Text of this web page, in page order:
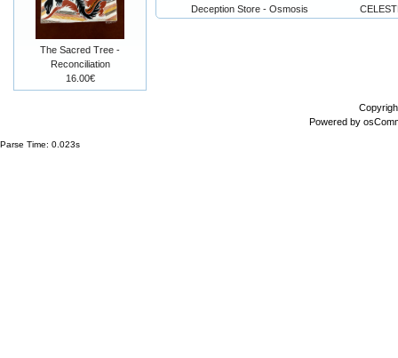
Deception Store - Osmosis
The Sacred Tree -
Reconciliation
16.00€
Powered by
Parse Time: 0.023s